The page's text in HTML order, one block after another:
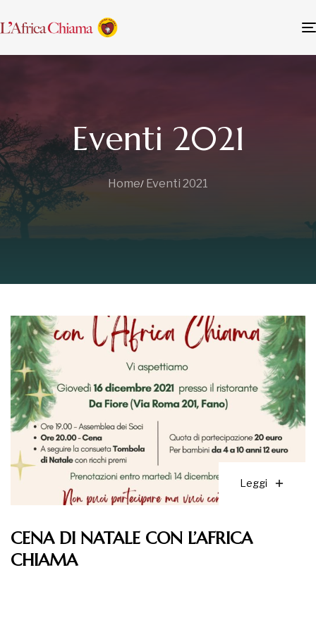
Eventi 2021
Home Eventi 2021
Leggi
CENA DI NATALE CON L’AFRICA
CHIAMA